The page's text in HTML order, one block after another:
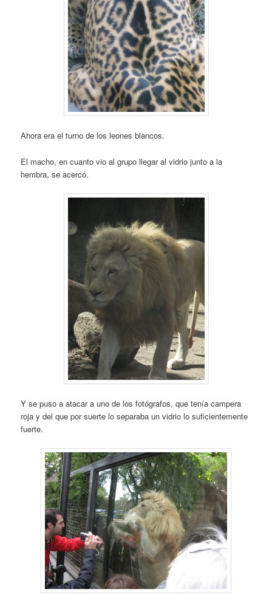
Ahora era el turno de los leones blancos.
El macho, en cuanto vio al grupo llegar al vidrio junto a la
hembra, se acercó.
Y se puso a atacar a uno de los fotógrafos, que tenía campera
roja y del que por suerte lo separaba un vidrio lo suficientemente
fuerte.